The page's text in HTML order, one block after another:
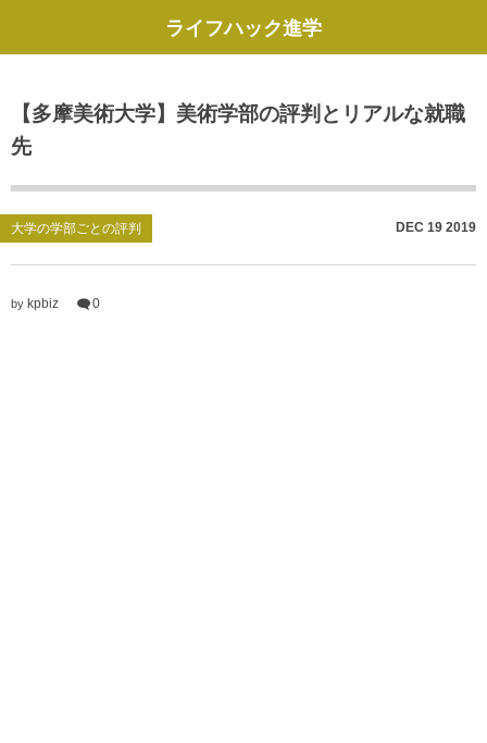
ライフハック進学
【多摩美術大学】美術学部の評判とリアルな就職
先
大学の学部ごとの評判 DEC 19 2019
by kpbiz 0